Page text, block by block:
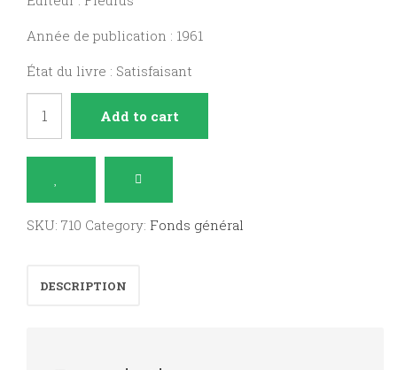
Année de publication : 1961
État du livre : Satisfaisant
jouer
quantity
Add to cart
SKU: 710 Category: Fonds général
DESCRIPTION